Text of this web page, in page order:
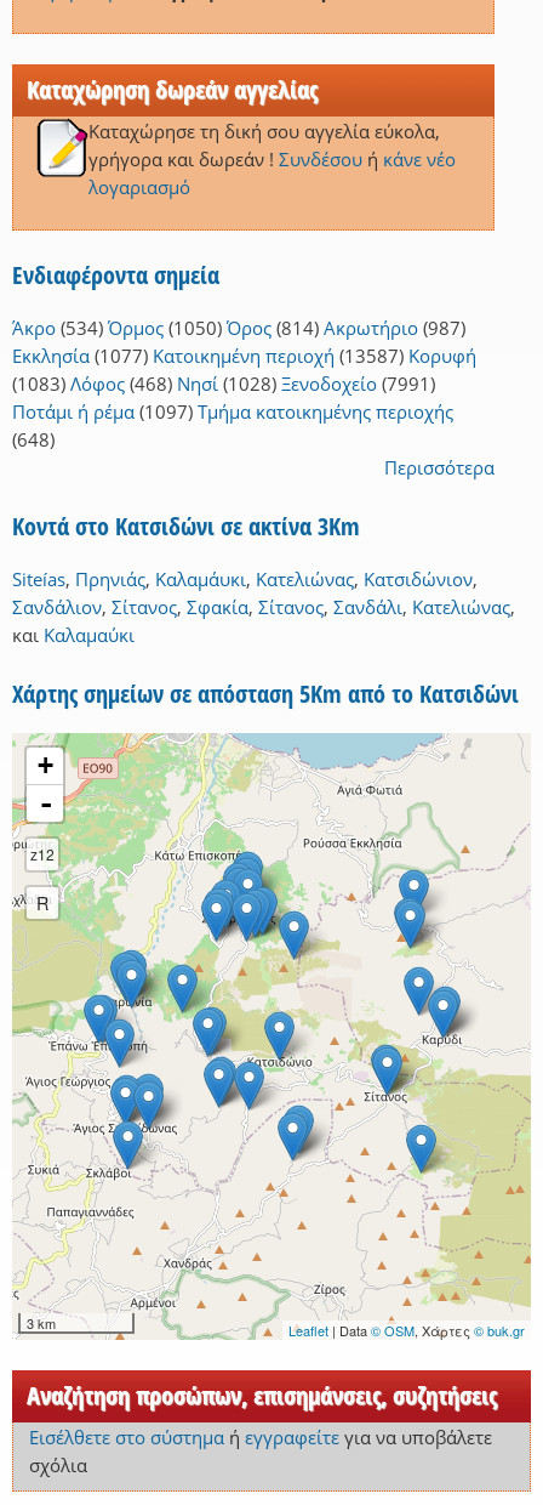
Καταχώρηση δωρεάν αγγελίας
Καταχώρησε τη δική σου αγγελία εύκολα,
γρήγορα και δωρεάν ! Συνδέσουή κάνε νέο
λογαριασμό
Ενδιαφέροντα σημεία
Άκρο (534) Όρμος (1050) Όρος (814) Ακρωτήριο (987)
Εκκλησία (1077) Κατοικημένη περιοχή (13587) Κορυφή
(1083) Λόφος (468) Νησί (1028) Ξενοδοχείο (7991)
Ποτάμι ή ρέμα (1097) Τμήμα κατοικημένης περιοχής
(648)
Περισσότερα
Κοντά στο Κατσιδώνι σε ακτίνα 3Km
Siteías, Πρηνιάς, Καλαμάυκι, Κατελιώνας, Κατσιδώνιον,
Σανδάλιον, Σίτανος, Σφακία, Σίτανος, Σανδάλι, Κατελιώνας,
και Καλαμαύκι
Χάρτης σημείων σε απόσταση 5Km από το Κατσιδώνι
+
-
z12
R
3 km Leaflet | Data© OSM, Χάρτες © buk.gr
Αναζήτηση προσώπων, επισημάνσεις, συζητήσεις
Εισέλθετε στο σύστημαή εγγραφείτεγια να υποβάλετε
σχόλια